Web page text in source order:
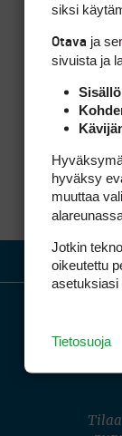
siksi
Otava ja
sivuista ja
hyväksy
muuttaa
Jotkin
oikeutettu
asetuksiasi
Tietosuoja